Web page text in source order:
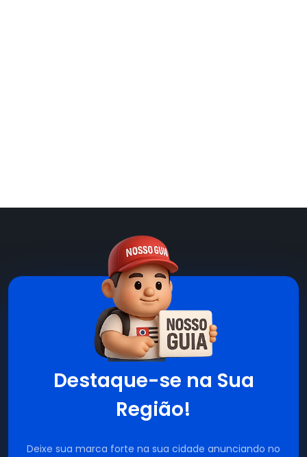
Destaque-se na Sua
Região!
Deixe sua marca forte na sua cidade anunciando no